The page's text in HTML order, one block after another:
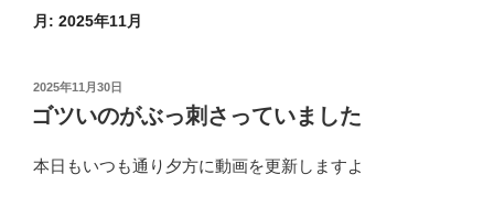
月: 2025年11月
投
日:
2025年11月30日
ゴツいのがぶっ刺さっていました
本日もいつも通り夕方に動画を更新しますよ